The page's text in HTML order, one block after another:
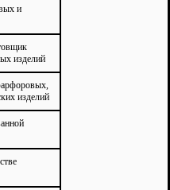
и
изделий
изделий